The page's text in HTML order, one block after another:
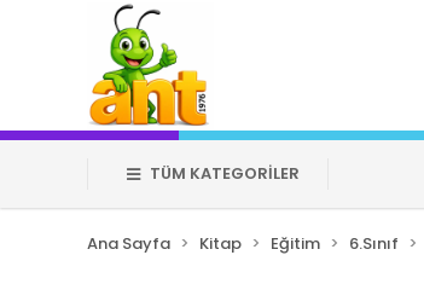
TÜM KATEGORİLER
Ana Sayfa Kitap Eğitim 6.Sınıf